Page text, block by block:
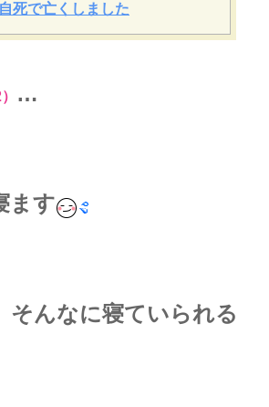
死で亡くしました
…
ます
そんなに寝ていられる